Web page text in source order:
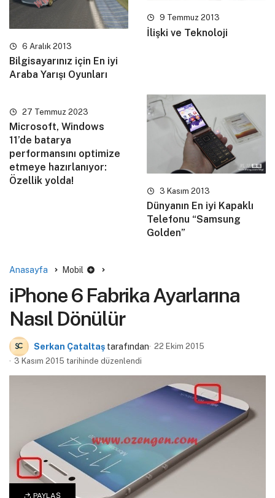
PAYLAŞ
6 Aralık 2013
Bilgisayarınız için En iyi
Araba Yarışı Oyunları
9 Temmuz 2013
İlişki ve Teknoloji
27 Temmuz 2023
Microsoft, Windows
11’de batarya
performansını optimize
etmeye hazırlanıyor:
Özellik yolda!
3 Kasım 2013
Dünyanın En iyi Kapaklı
Telefonu “Samsung
Golden”
Anasayfa Mobil
iPhone 6 Fabrika Ayarlarına
Nasıl Dönülür
Serkan Çataltaş tarafından 22 Ekim 2015
3 Kasım 2015 tarihinde düzenlendi